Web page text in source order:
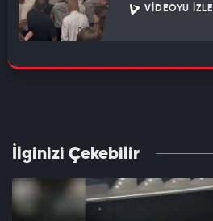
VIDEOYU İZLE
İlginizi Çekebilir